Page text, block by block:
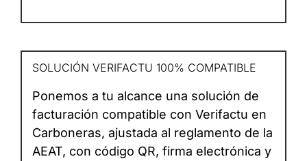
SOLUCIÓN VERIFACTU 100% COMPATIBLE
Ponemos a tu alcance una solución de
facturación compatible con Verifactu en
Carboneras, ajustada al reglamento de la
AEAT, con código QR, firma electrónica y